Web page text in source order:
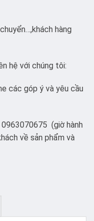
hàng
hệ với chúng tôi:
các góp ý và yêu cầu
(giờ hành
về sản phẩm và